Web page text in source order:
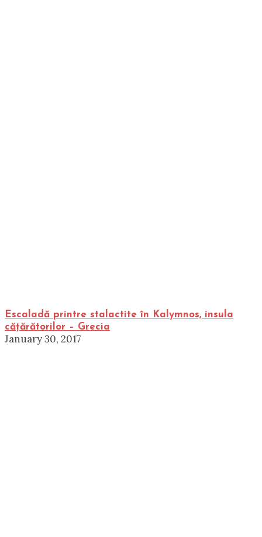
Escaladă printre stalactite în Kalymnos, insula
cățărătorilor – Grecia
January 30, 2017